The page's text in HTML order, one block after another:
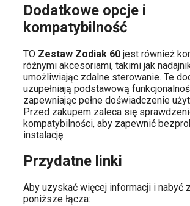
Dodatkowe opcje i
kompatybilność
TO Zestaw Zodiak 60 jest również
różnymi akcesoriami, takimi jak
umożliwiając zdalne sterowanie. Te
uzupełniają podstawową
zapewniając pełne doświadczenie
Przed zakupem zaleca się
kompatybilności, aby zapewnić
instalację.
Przydatne linki
Aby uzyskać więcej informacji i nabyć
poniższe łącza: